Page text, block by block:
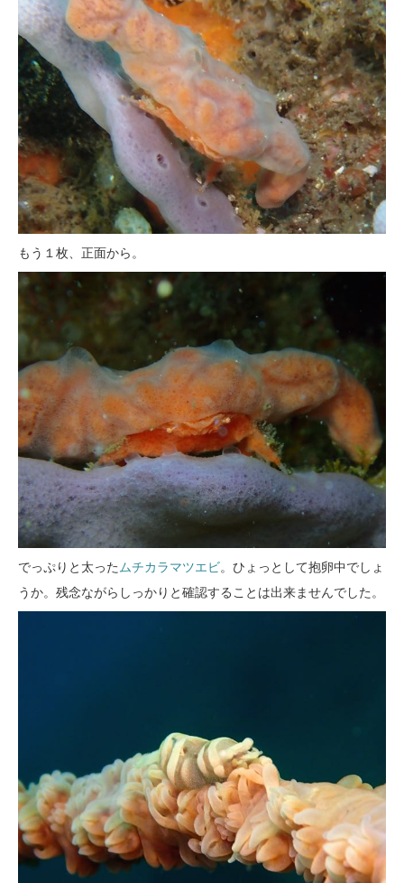
もう１枚、正面から。
でっぷりと太った ムチカラマツエビ。ひょっとして抱卵中でしょ
うか。残念ながらしっかりと確認することは出来ませんでした。